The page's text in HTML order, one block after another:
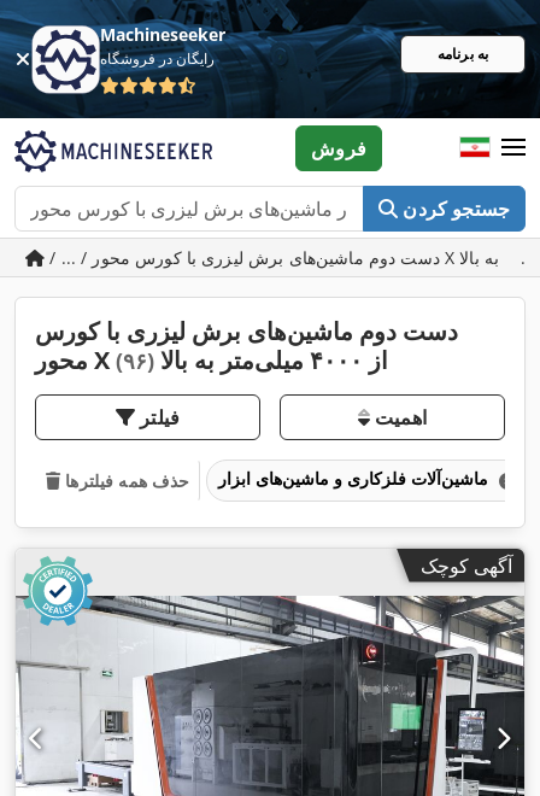
Machineseeker
رایگان در فروشگاه به برنامه
جستجو کردن
فروش
دست دوم ماشین‌های برش لیزری با کورس
محور X از ۴۰۰۰ میلی‌متر به بالا
(۹۶)
فیلتر اهمیت
حذف همه فیلترها
آگهی کوچک